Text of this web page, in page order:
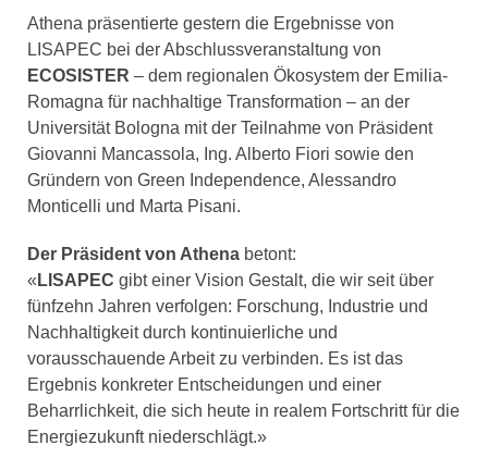
Athena präsentierte gestern die Ergebnisse von
LISAPEC bei der Abschlussveranstaltung von
ECOSISTER – dem regionalen Ökosystem der Emilia-
Romagna für nachhaltige Transformation – an der
Universität Bologna mit der Teilnahme von Präsident
Giovanni Mancassola, Ing. Alberto Fiori sowie den
Gründern von Green Independence, Alessandro
Monticelli und Marta Pisani.
Der Präsident von Athena betont:
« LISAPEC gibt einer Vision Gestalt, die wir seit über
fünfzehn Jahren verfolgen: Forschung, Industrie und
Nachhaltigkeit durch kontinuierliche und
vorausschauende Arbeit zu verbinden. Es ist das
Ergebnis konkreter Entscheidungen und einer
Beharrlichkeit, die sich heute in realem Fortschritt für die
Energiezukunft niederschlägt.»